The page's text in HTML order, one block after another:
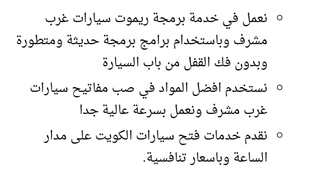
نعمل في خدمة برمجة ريموت سيارات غرب
مشرف وباستخدام برامج برمجة حديثة ومتطورة
وبدون فك القفل من باب السيارة
نستخدم افضل المواد في صب مفاتيح سيارات
غرب مشرف ونعمل بسرعة عالية جدا
نقدم خدمات فتح سيارات الكويت على مدار
الساعة وباسعار تنافسية.